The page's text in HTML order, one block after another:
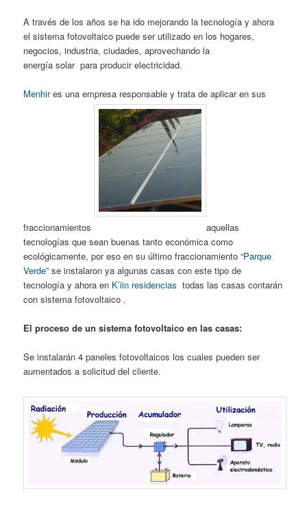
A través de los años se ha ido mejorando la tecnología y ahora
el sistema fotovoltaico puede ser utilizado en los hogares,
negocios, industria, ciudades, aprovechando la
energía solar para producir electricidad.
Menhires una empresa responsable y trata de aplicar en sus
fraccionamientos
aquellas
tecnologías que sean buenas tanto económica como
ecológicamente, por eso en su último fraccionamiento “Parque
Verde” se instalaron ya algunas casas con este tipo de
tecnología y ahora en K’iin residenciastodas las casas contarán
con sistema fotovoltaico .
El proceso de un sistema fotovoltaico en las casas:
Se instalarán 4 paneles fotovoltaicos los cuales pueden ser
aumentados a solicitud del cliente.